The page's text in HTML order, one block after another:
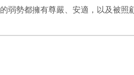
弱勢都擁有尊嚴、安適，以及被照